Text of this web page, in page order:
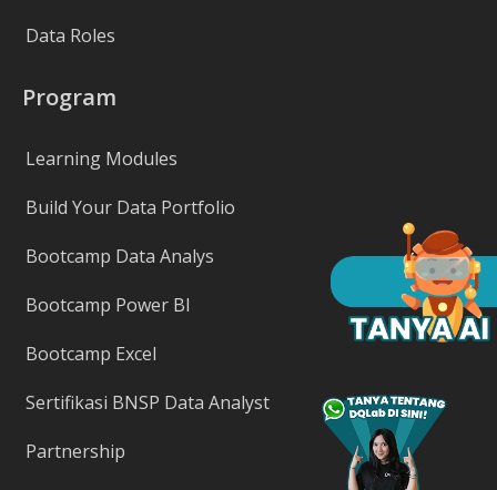
Data Roles
Program
Learning Modules
Build Your Data Portfolio
Bootcamp Data Analys
Bootcamp Power BI
Bootcamp Excel
Sertifikasi BNSP Data Analyst
Partnership